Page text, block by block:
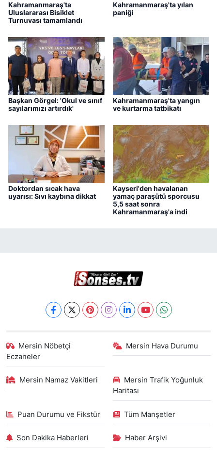
Kahramanmaraş'ta
Uluslararası Bisiklet
Turnuvası tamamlandı
Kahramanmaraş'ta yılan
paniği
Başkan Görgel: 'Okul ve sınıf
sayılarımızı artırdık'
Kahramanmaraş'ta yangın
ve kurtarma tatbikatı
Doktordan sıcak hava
uyarısı: Sıvı kaybına dikkat
Kayseri'den havalanan
yamaç paraşütü sporcusu
5,5 saat sonra
Kahramanmaraş'a indi
Mersin Nöbetçi
Eczaneler
Mersin Hava Durumu
Mersin Namaz Vakitleri
Mersin Trafik Yoğunluk
Haritası
Puan Durumu ve Fikstür Tüm Manşetler
Son Dakika Haberleri Haber Arşivi